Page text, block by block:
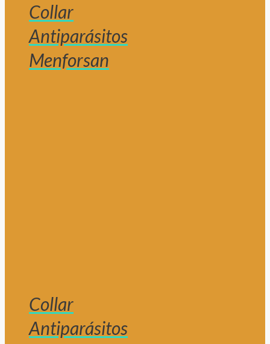
Collar
Antiparásitos
Menforsan
Collar
Antiparásitos